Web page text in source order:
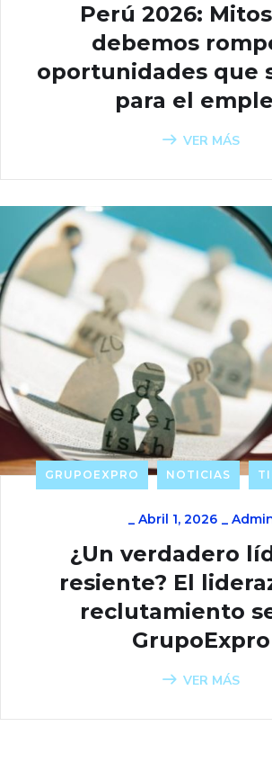
Perú 2026:
debemos
oportunidades que
para el
VER MÁS
GRUPOEXPRO NOTICIAS
Abril 1, 2026
¿Un verdadero
resiente? El
reclutamiento
GrupoExpro
VER MÁS